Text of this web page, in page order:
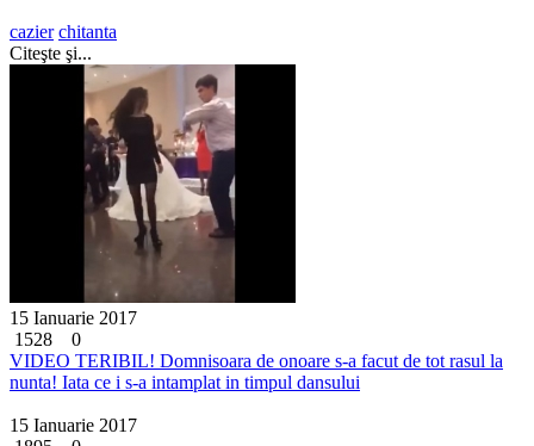
cazier chitanta
Citeşte şi...
15 Ianuarie 2017
1528
0
VIDEO TERIBIL! Domnisoara de onoare s-a facut de tot rasul la
nunta! Iata ce i s-a intamplat in timpul dansului
15 Ianuarie 2017